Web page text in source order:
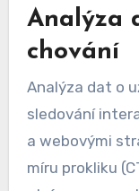
Analýza
chování
Analýza dat o
sledování
a webovými
míru prokliku